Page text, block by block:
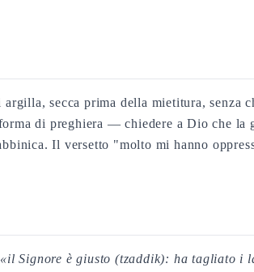
secca prima della mietitura, senza
di preghiera — chiedere a Dio che la
Il versetto "molto mi hanno
«il Signore è giusto (tzaddik): ha tagliato i